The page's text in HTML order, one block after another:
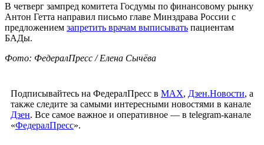
В четверг зампред комитета Госдумы по финансовому рынку
Антон Гетта направил письмо главе Минздрава России с
предложением запретить врачам выписывать пациентам
БАДы.
Фото: ФедералПресс / Елена Сычёва
Подписывайтесь на ФедералПресс в МАХ, Дзен.Новости, а
также следите за самыми интересными новостями в канале
Дзен. Все самое важное и оперативное — в telegram-канале
«ФедералПресс».